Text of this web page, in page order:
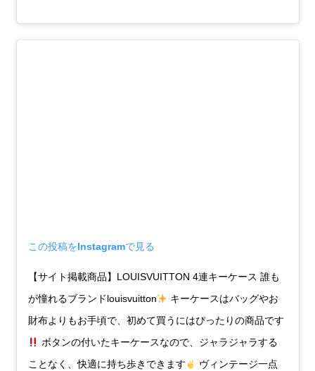
この投稿をInstagramで見る
【サイト掲載商品】LOUISVUITTON 4連キーケース 誰も
が憧れるブランドlouisvuitton
キーケースはバッグやお
財布よりもお手頃で、初めて買うにはぴったりの商品です
ボタンの付いたキーケースなので、ジャラジャラする
ことなく、快適に持ち歩きできます
ヴィンテージ一点